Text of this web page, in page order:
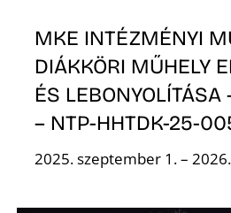
MKE INTÉZMÉNYI
DIÁKKÖRI MŰHELY
ÉS
– NTP-HHTDK-25-
2025. szeptember 1. –